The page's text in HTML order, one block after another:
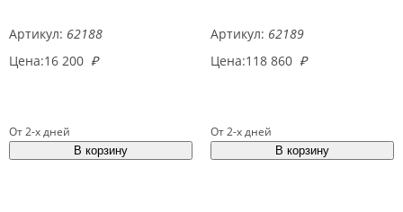
Артикул: 62188
Цена:16 200 ₽
От 2-х дней
Артикул: 62189
Цена:118 860 ₽
От 2-х дней